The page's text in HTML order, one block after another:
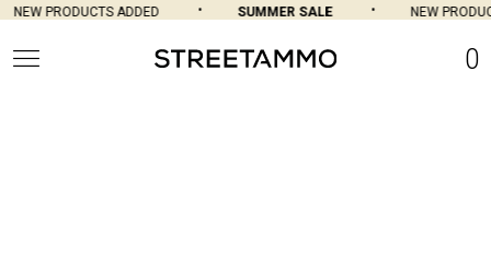
NEW PRODUCTS ADDED SUMMER SALE NEW
0